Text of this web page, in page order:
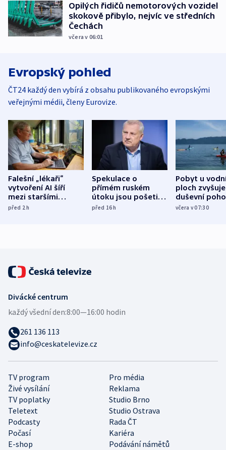
Opilých řidičů nemotorových vozidel
skokově přibylo, nejvíc ve středních
Čechách
včera v 06:01
Evropský pohled
ČT24 každý den vybírá z obsahu publikovaného evropskými
veřejnými médii, členy Eurovize.
Falešní „lékaři“
vytvoření AI šíří
mezi staršími
Poláky nebezpečné
před 2h
Spekulace o
přímém ruském
útoku jsou pošetilé,
míní estonský
před 16h
Pobyt u
ploch zvyšuje
duševní
ukázala
včera v 07:30
TV program
Pro média
Živé vysílání
Reklama
TV poplatky
Studio Brno
Teletext
Studio Ostrava
Podcasty
Rada ČT
Počasí
Kariéra
E-shop
Podávání námětů
Divácké centrum
každý všední den:8:00—16:00 hodin
261 136 113
info@ceskatelevize.cz